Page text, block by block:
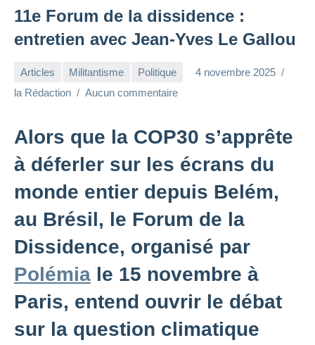
11e Forum de la dissidence :
entretien avec Jean-Yves Le Gallou
Articles Militantisme Politique
4 novembre 2025
la Rédaction
Aucun commentaire
Alors que la COP30 s’apprête
à déferler sur les écrans du
monde entier depuis Belém,
au Brésil, le Forum de la
Dissidence, organisé par
Polémia le 15 novembre à
Paris, entend ouvrir le débat
sur la question climatique